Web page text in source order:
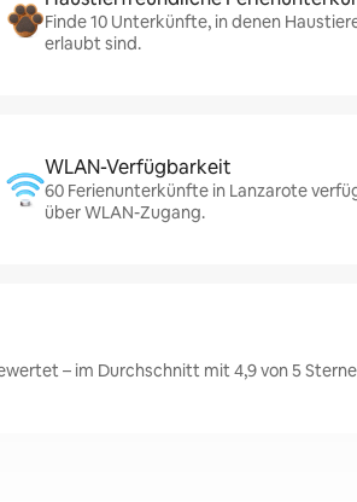
Finde 10 Unterkünfte, in denen
erlaubt sind.
WLAN-Verfügbarkeit
60 Ferienunterkünfte in Lanzarote
über WLAN-Zugang.
– im Durchschnitt mit 4,9 von 5